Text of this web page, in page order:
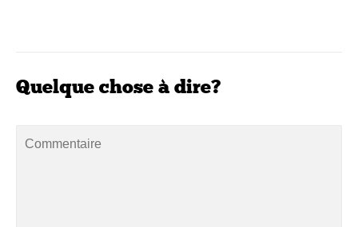
Quelque chose à dire?